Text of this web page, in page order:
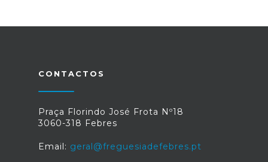
CONTACTOS
Praça Florindo José Frota Nº18
3060-318 Febres
Email: geral@freguesiadefebres.pt